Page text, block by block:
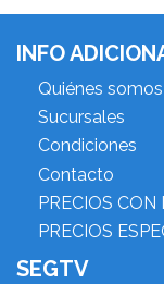
INFO
Quiénes somos
Sucursales
Condiciones
Contacto
PRECIOS CON
SEGTV